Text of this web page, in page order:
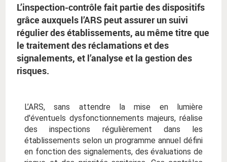
L’inspection-contrôle fait partie des dispositifs
grâce auxquels l’ARS peut assurer un suivi
régulier des établissements, au même titre que
le traitement des réclamations et des
signalements, et l’analyse et la gestion des
risques.
L’ARS, sans attendre la mise en lumière
d'éventuels dysfonctionnements majeurs, réalise
des inspections régulièrement dans les
établissements selon un programme annuel défini
en fonction des signalements, des évaluations de